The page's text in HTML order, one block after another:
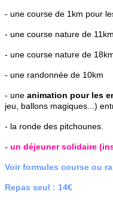
- une course de 1km pour
- une course nature de 11km,
- une course nature de
- une randonnée de 10km
- une animation pour les
jeu, ballons magiques...)
- la ronde des pitchounes.
- un déjeuner solidaire
Voir formules course ou
Repas seul : 14€